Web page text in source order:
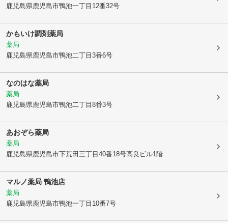
鹿児島県鹿児島市鴨池一丁目12番32号
かもいけ調剤薬局
薬局
鹿児島県鹿児島市鴨池二丁目3番6号
なのはな薬局
薬局
鹿児島県鹿児島市鴨池二丁目8番3号
あおぞら薬局
薬局
鹿児島県鹿児島市下荒田三丁目40番18号高良ビル1階
マルノ薬局 鴨池店
薬局
鹿児島県鹿児島市鴨池一丁目10番7号